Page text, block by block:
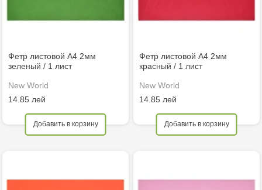
Фетр листовой А4 2мм
зеленый / 1 лист
New World
14.85 лей
Добавить в корзину
Фетр листовой А4 2мм
красный / 1 лист
New World
14.85 лей
Добавить в корзину